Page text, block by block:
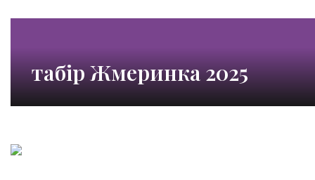
табір Жмеринка 2025